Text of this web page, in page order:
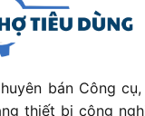
lâu dài.
thái học: Giảm
hãy cùng
bán Công
thiết bị công